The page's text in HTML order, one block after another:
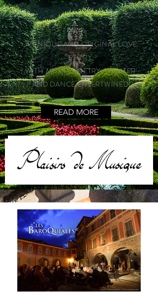
Le Jardin des Plaisirs
A UNIQUE AND ORIGINAL LOVE
STORY
WITH MUSIC, POETRY, THEATER
AND DANCE ENTERTWINED
READ MORE